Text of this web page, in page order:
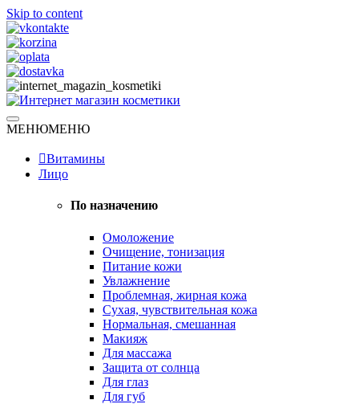
Skip to content
Интернет магазин косметики
Натуральная косметика
МЕНЮМЕНЮ
Витамины
Лицо
По назначению
Омоложение
Очищение, тонизация
Питание кожи
Увлажнение
Проблемная, жирная кожа
Сухая, чувствительная кожа
Нормальная, смешанная
Макияж
Для массажа
Защита от солнца
Для глаз
Для губ